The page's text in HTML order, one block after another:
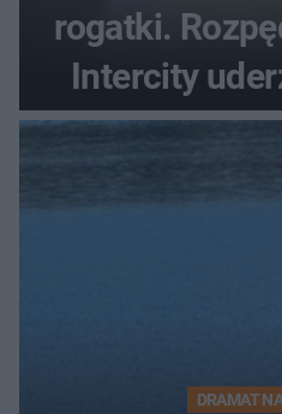
rogatki.
Intercity
DRAMAT